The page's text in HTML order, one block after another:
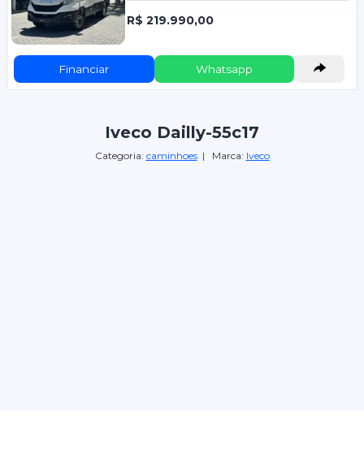
R$ 219.990,00
Financiar Whatsapp
Iveco Dailly-55c17
Categoria: caminhoes| Marca: Iveco